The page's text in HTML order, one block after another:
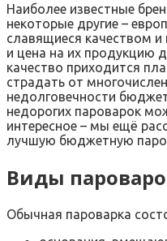
Наиболее известные
некоторые другие –
славящиеся качеством
и цена на их продукцию
качество приходится
страдать от
недолговечности
недорогих пароварок
интересное – мы ещё
лучшую бюджетную
Виды
Обычная пароварка